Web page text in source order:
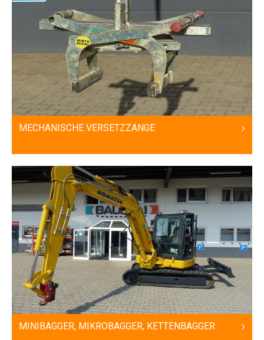
MECHANISCHE VERSETZZANGE
MINIBAGGER, MIKROBAGGER, KETTENBAGGER